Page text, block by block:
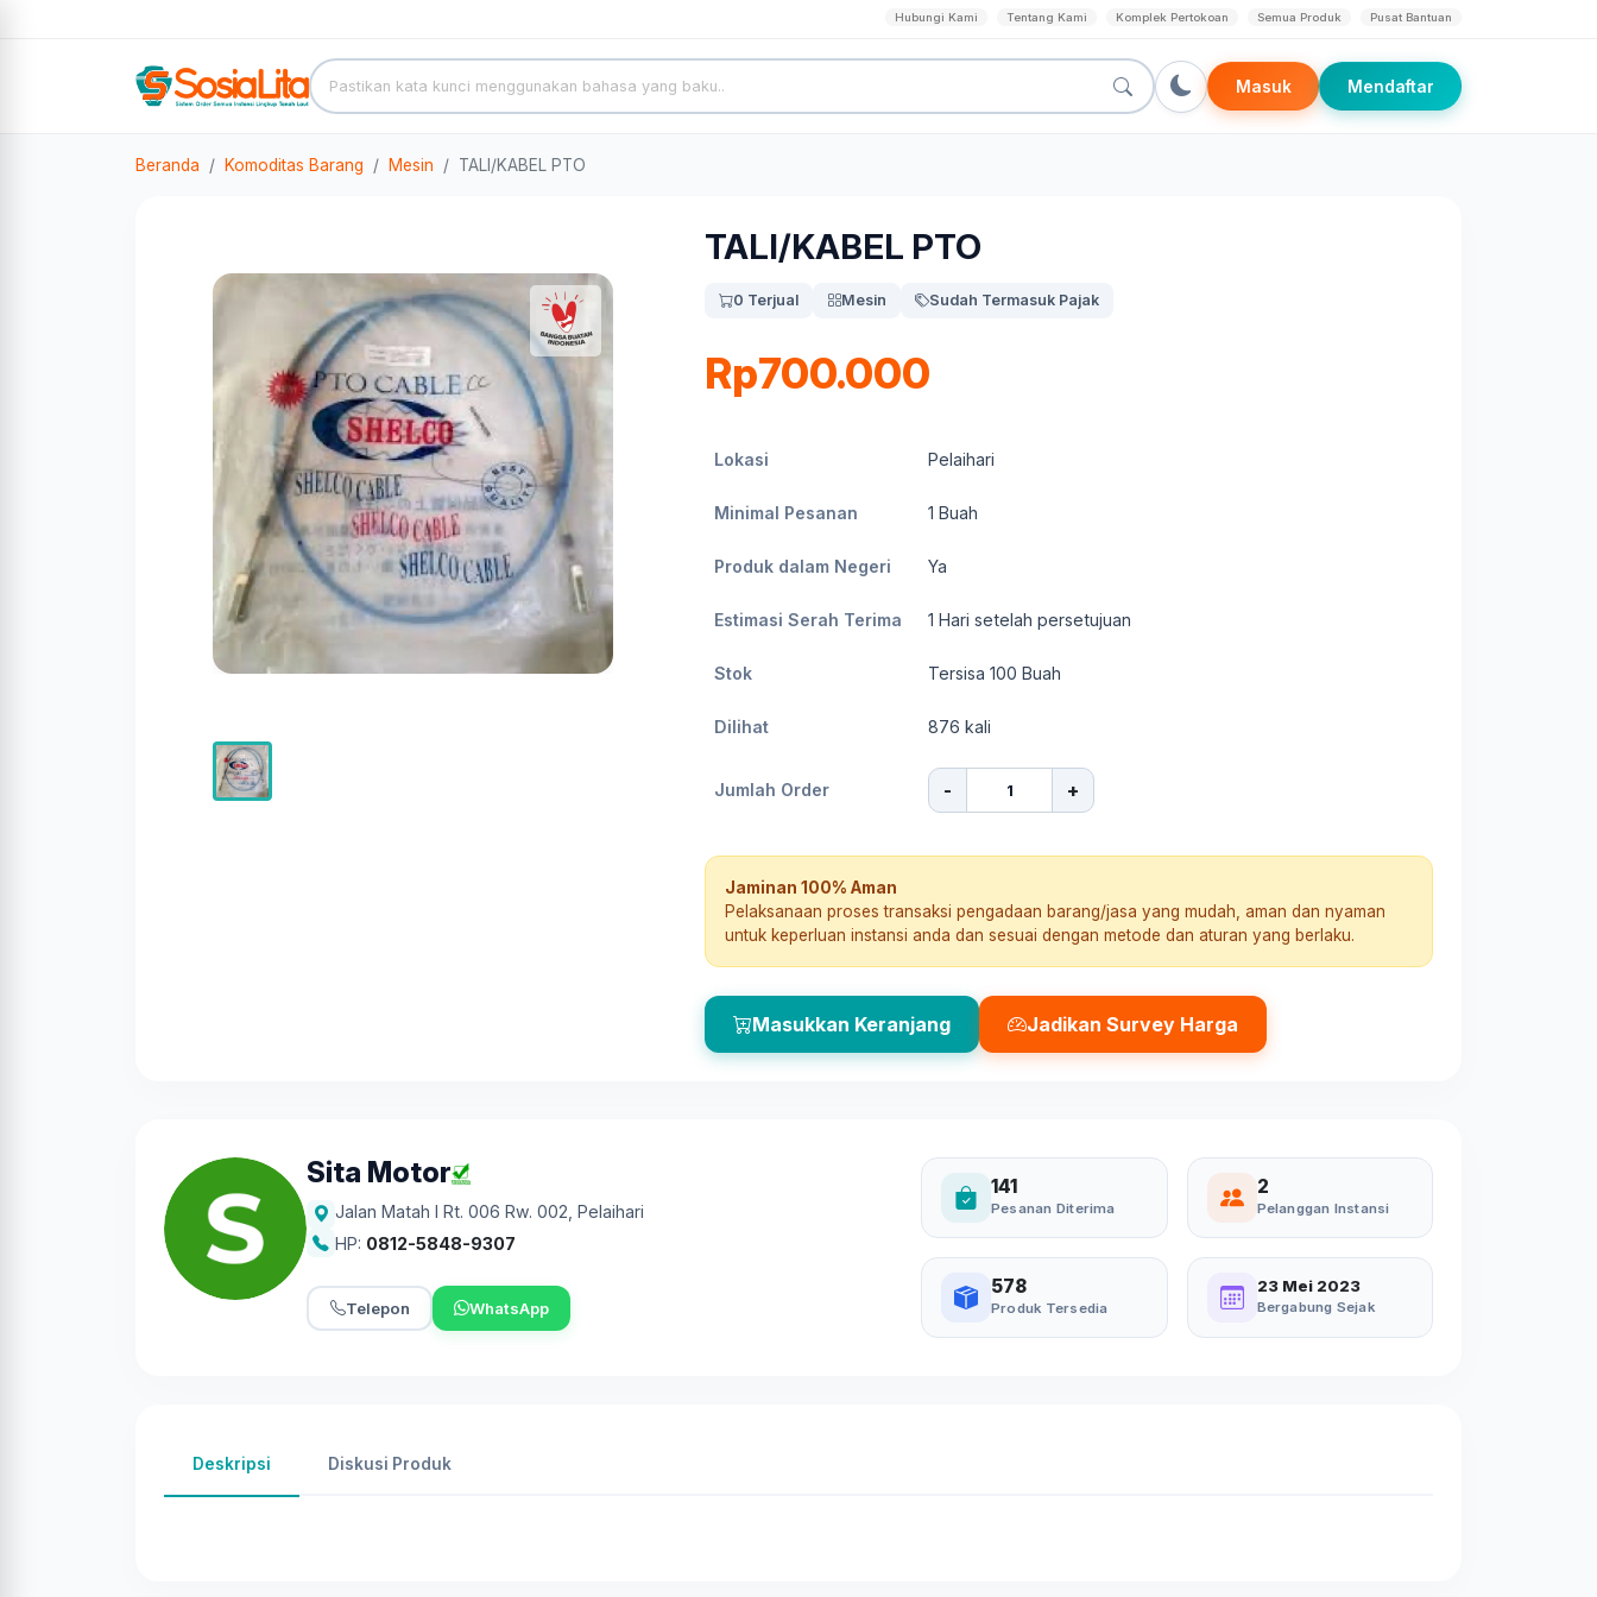
Hubungi Kami Tentang Kami Komplek Pertokoan Semua Produk Pusat Bantuan
Masuk Mendaftar
Beranda Komoditas Barang Mesin TALI/KABEL PTO
TALI/KABEL PTO
0 Terjual Mesin Sudah Termasuk Pajak
Rp700.000
Lokasi Pelaihari
Minimal Pesanan 1 Buah
Produk dalam Negeri Ya
Estimasi Serah Terima 1 Hari setelah persetujuan
Stok Tersisa 100 Buah
Dilihat 876 kali
Jumlah Order - +
Jaminan 100% Aman
Pelaksanaan proses transaksi pengadaan barang/jasa yang mudah, aman dan nyaman
untuk keperluan instansi anda dan sesuai dengan metode dan aturan yang berlaku.
Masukkan Keranjang Jadikan Survey Harga
Sita Motor
Jalan Matah I Rt. 006 Rw. 002 Pelaihari
HP: 0812-5848-9307
Telepon WhatsApp
141
Pesanan Diterima
2
Pelanggan Instansi
578
Produk Tersedia
23 Mei 2023
Bergabung Sejak
Deskripsi Diskusi Produk